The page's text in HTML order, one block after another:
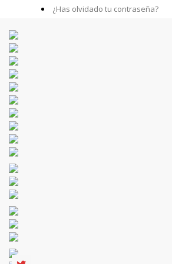
¿Has olvidado tu contraseña?